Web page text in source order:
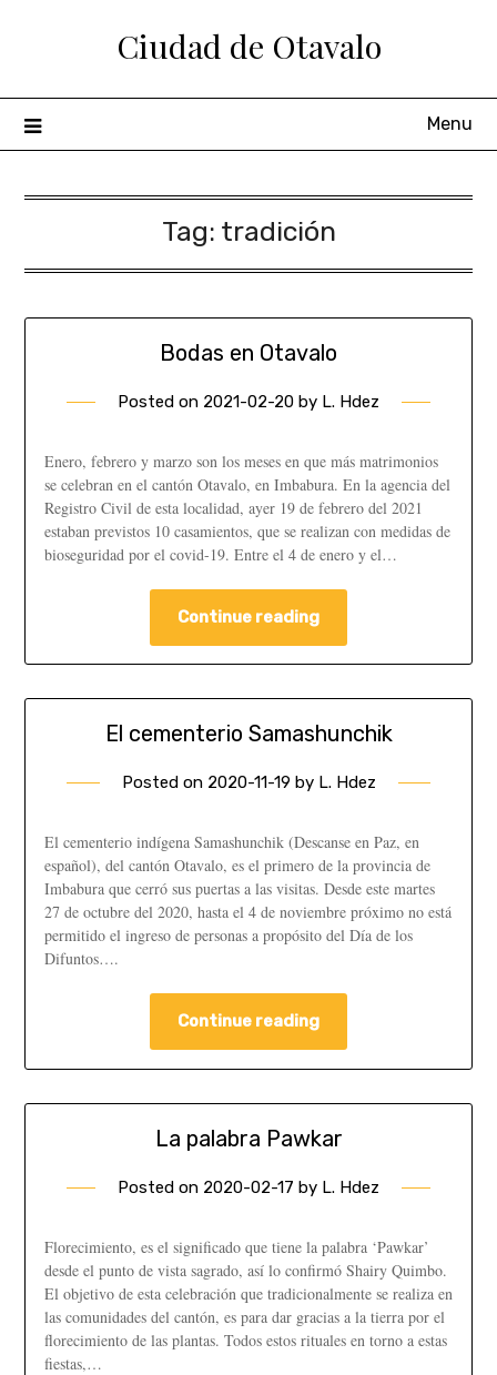
Ciudad de Otavalo
Menu
Tag: tradición
Bodas en Otavalo
Posted on 2021-02-20 by L. Hdez
Enero, febrero y marzo son los meses en que más matrimonios
se celebran en el cantón Otavalo, en Imbabura. En la agencia del
Registro Civil de esta localidad, ayer 19 de febrero del 2021
estaban previstos 10 casamientos, que se realizan con medidas de
bioseguridad por el covid-19. Entre el 4 de enero y el…
Continue reading
El cementerio Samashunchik
Posted on 2020-11-19 by L. Hdez
El cementerio indígena Samashunchik (Descanse en Paz, en
español), del cantón Otavalo, es el primero de la provincia de
Imbabura que cerró sus puertas a las visitas. Desde este martes
27 de octubre del 2020, hasta el 4 de noviembre próximo no está
permitido el ingreso de personas a propósito del Día de los
Difuntos….
Continue reading
La palabra Pawkar
Posted on 2020-02-17 by L. Hdez
Florecimiento, es el significado que tiene la palabra ‘Pawkar’
desde el punto de vista sagrado, así lo confirmó Shairy Quimbo.
El objetivo de esta celebración que tradicionalmente se realiza en
las comunidades del cantón, es para dar gracias a la tierra por el
florecimiento de las plantas. Todos estos rituales en torno a estas
fiestas,…